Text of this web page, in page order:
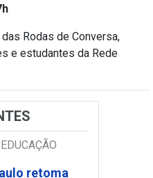
Rodas de Conversa,
e estudantes da Rede
retoma